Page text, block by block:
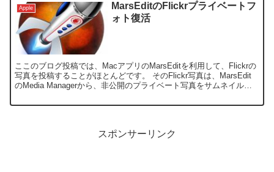
Apple
MarsEditのFlickrプライベートフ
ォト復活
ここのブログ投稿では、MacアプリのMarsEditを利用して、Flickrの
写真を投稿することがほとんどです。 そのFlickr写真は、MarsEdit
のMedia Managerから、非公開のプライベート写真をサムネイルだ
スポンサーリンク